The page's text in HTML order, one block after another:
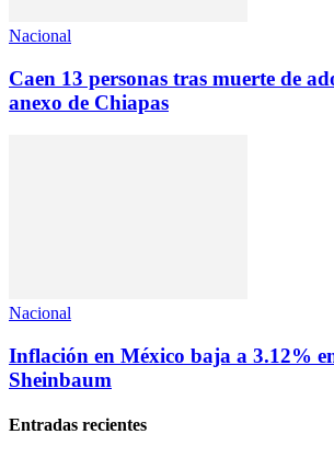
Nacional
Caen 13 personas tras muerte de
anexo de Chiapas
Nacional
Inflación en México baja a 3.12%
Sheinbaum
Entradas recientes